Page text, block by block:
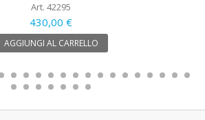
Art. 42295
430,00 €
AGGIUNGI AL CARRELLO